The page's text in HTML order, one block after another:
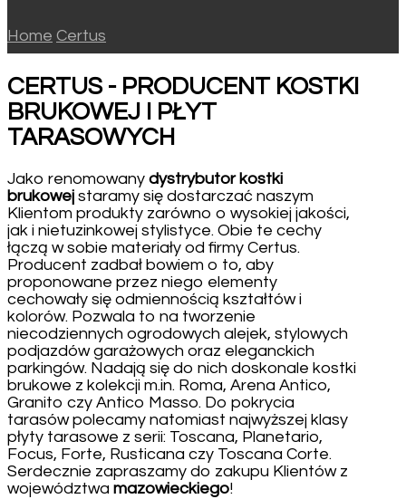
Home Certus
CERTUS - PRODUCENT KOSTKI
BRUKOWEJ I PŁYT
TARASOWYCH
Jako renomowany dystrybutor kostki
brukowej staramy się dostarczać naszym
Klientom produkty zarówno o wysokiej jakości,
jak i nietuzinkowej stylistyce. Obie te cechy
łączą w sobie materiały od firmy Certus.
Producent zadbał bowiem o to, aby
proponowane przez niego elementy
cechowały się odmiennością kształtów i
kolorów. Pozwala to na tworzenie
niecodziennych ogrodowych alejek, stylowych
podjazdów garażowych oraz eleganckich
parkingów. Nadają się do nich doskonale kostki
brukowe z kolekcji m.in. Roma, Arena Antico,
Granito czy Antico Masso. Do pokrycia
tarasów polecamy natomiast najwyższej klasy
płyty tarasowe z serii: Toscana, Planetario,
Focus, Forte, Rusticana czy Toscana Corte.
Serdecznie zapraszamy do zakupu Klientów z
województwa mazowieckiego!